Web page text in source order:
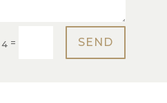
4 = SEND